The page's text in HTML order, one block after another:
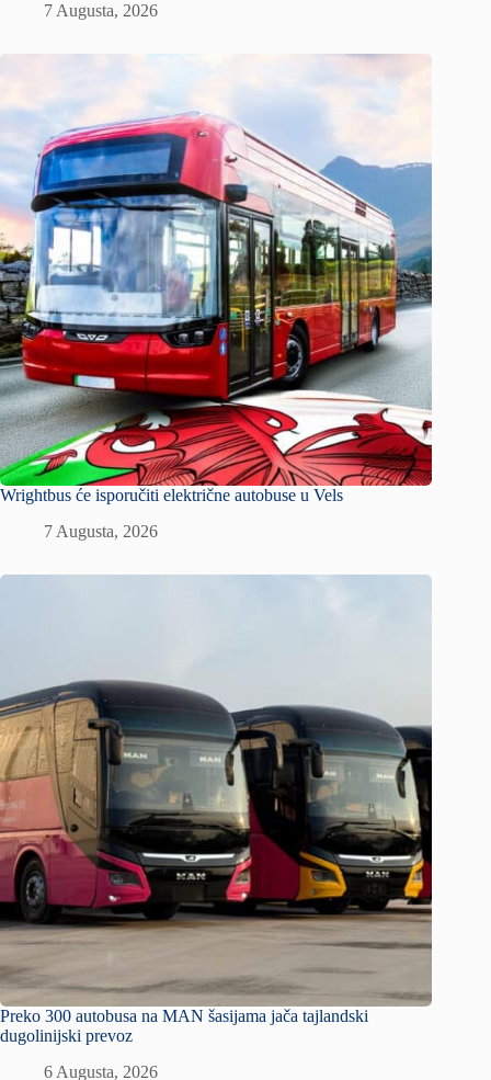
7 Augusta, 2026
Wrightbus će isporučiti električne autobuse u Vels
7 Augusta, 2026
Preko 300 autobusa na MAN šasijama jača tajlandski
dugolinijski prevoz
6 Augusta, 2026